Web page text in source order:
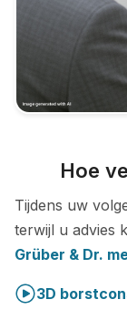
Hoe
Tijdens uw
terwijl u advies
Grüber & Dr.
3D